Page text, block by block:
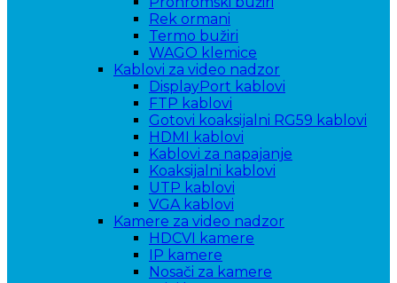
Rek ormani
Termo bužiri
WAGO klemice
Kablovi za video nadzor
DisplayPort kablovi
FTP kablovi
Gotovi koaksijalni RG59 kablovi
HDMI kablovi
Kablovi za napajanje
Koaksijalni kablovi
UTP kablovi
VGA kablovi
Kamere za video nadzor
HDCVI kamere
IP kamere
Nosači za kamere